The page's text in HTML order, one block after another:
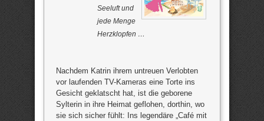
Seeluft und
jede Menge
Herzklopfen …
Nachdem Katrin ihrem untreuen Verlobten
vor laufenden TV-Kameras eine Torte ins
Gesicht geklatscht hat, ist die geborene
Sylterin in ihre Heimat geflohen, dorthin, wo
sie sich sicher fühlt: Ins legendäre „Café mit